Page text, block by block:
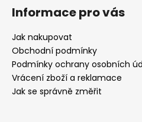
Informace pro vás
Jak nakupovat
Obchodní podmínky
Podmínky ochrany osobních
Vrácení zboží a reklamace
Jak se správně změřit